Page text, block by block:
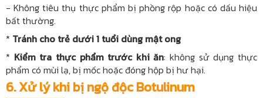
- Không tiêu thụ thực phẩm bị phồng rộp hoặc có dấu hiệu
bất thường.
* Tránh cho trẻ dưới 1 tuổi dùng mật ong
* Kiểm tra thực phẩm trước khi ăn: không sử dụng thực
phẩm có mùi lạ, bị mốc hoặc đóng hộp bị hư hại.
6.Xử lý khi bị ngộ độc Botulinum